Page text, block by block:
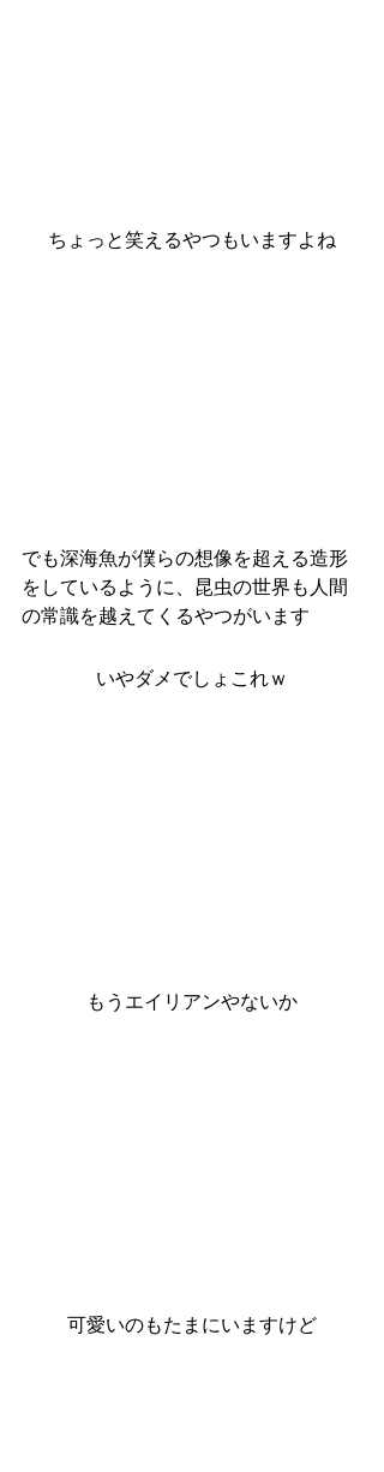
ちょっと笑えるやつもいますよね
でも深海魚が僕らの想像を超える造形
をしているように、昆虫の世界も人間
の常識を越えてくるやつがいます
いやダメでしょこれｗ
もうエイリアンやないか
可愛いのもたまにいますけど